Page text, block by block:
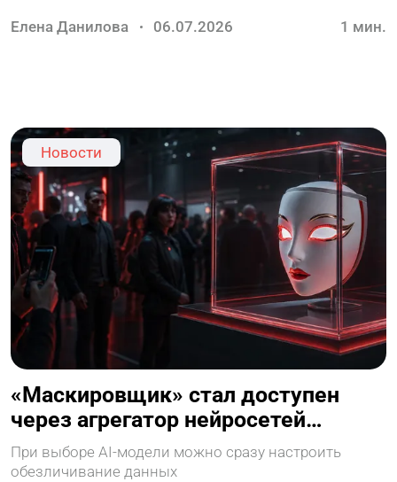
Елена Данилова 06.07.2026 1 мин.
Новости
«Маскировщик» стал доступен
через агрегатор нейросетей
Rutronix.ai
При выборе AI-модели можно сразу настроить
обезличивание данных